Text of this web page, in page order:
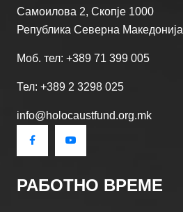
Самоилова 2, Скопје 1000
Република Северна Македонија
Моб. тел: +389 71 399 005
Тел: +389 2 3298 025
info@holocaustfund.org.mk
РАБОТНО ВРЕМЕ